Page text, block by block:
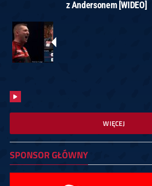
z Andersonem [WIDEO]
WIĘCEJ
SPONSOR GŁÓWNY